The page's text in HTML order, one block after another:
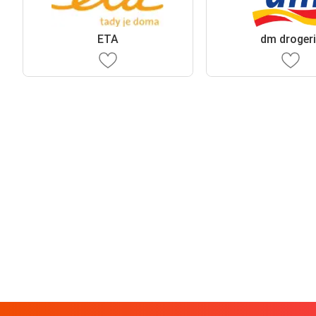
ETA dm